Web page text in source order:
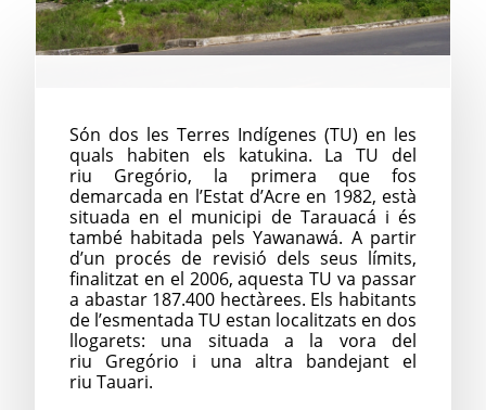
Són dos les Terres Indígenes (TU) en les
quals habiten els katukina. La TU del
riu Gregório, la primera que fos
demarcada en l’Estat d’Acre en 1982, està
situada en el municipi de Tarauacá i és
també habitada pels Yawanawá. A partir
d’un procés de revisió dels seus límits,
finalitzat en el 2006, aquesta TU va passar
a abastar 187.400 hectàrees. Els habitants
de l’esmentada TU estan localitzats en dos
llogarets: una situada a la vora del
riu Gregório i una altra bandejant el
riu Tauari.